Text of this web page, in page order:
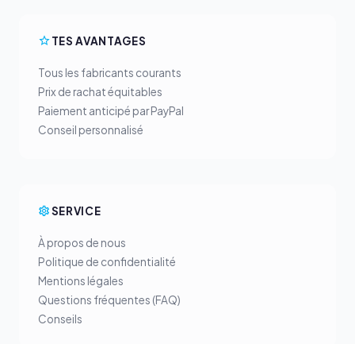
TES AVANTAGES
Tous les fabricants courants
Prix de rachat équitables
Paiement anticipé par PayPal
Conseil personnalisé
SERVICE
À propos de nous
Politique de confidentialité
Mentions légales
Questions fréquentes (FAQ)
Conseils